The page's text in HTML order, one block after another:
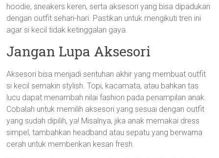
hoodie, sneakers keren, serta aksesori yang bisa dipadukan
dengan outfit sehari-hari. Pastikan untuk mengikuti tren ini
agar si kecil tidak ketinggalan gaya.
Jangan Lupa Aksesori
Aksesori bisa menjadi sentuhan akhir yang membuat outfit
si kecil semakin stylish. Topi, kacamata, atau bahkan tas
lucu dapat menambah nilai fashion pada penampilan anak.
Cobalah untuk memilih aksesori yang sesuai dengan outfit
yang sudah dipilih, ya! Misalnya, jika anak memakai dress
simpel, tambahkan headband atau sepatu yang berwarna
cerah untuk memberikan kesan fresh.